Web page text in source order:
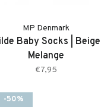
MP Denmark
Baby Socks | Beige
Melange
€7,95
-50%